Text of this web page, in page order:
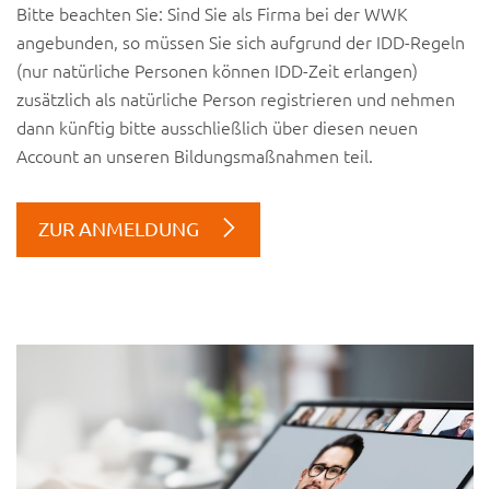
Bitte beachten Sie: Sind Sie als Firma bei der WWK
angebunden, so müssen Sie sich aufgrund der IDD-Regeln
(nur natürliche Personen können IDD-Zeit erlangen)
zusätzlich als natürliche Person registrieren und nehmen
dann künftig bitte ausschließlich über diesen neuen
Account an unseren Bildungsmaßnahmen teil.
ZUR ANMELDUNG